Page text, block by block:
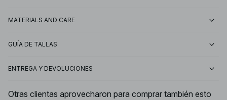
MATERIALS AND CARE
GUÍA DE TALLAS
ENTREGA Y DEVOLUCIONES
Otras clientas aprovecharon para comprar también esto